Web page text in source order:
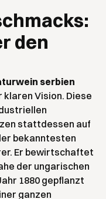
den
serbien
Vision. Diese
stattdessen auf
bekanntesten
Er bewirtschaftet
der ungarischen
1880 gepflanzt
ganzen